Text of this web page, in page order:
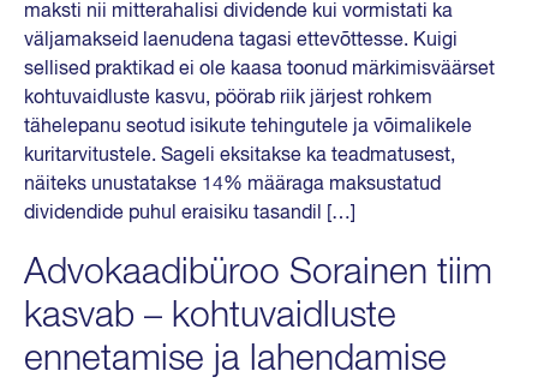
maksti nii mitterahalisi dividende kui vormistati ka
väljamakseid laenudena tagasi ettevõttesse. Kuigi
sellised praktikad ei ole kaasa toonud märkimisväärset
kohtuvaidluste kasvu, pöörab riik järjest rohkem
tähelepanu seotud isikute tehingutele ja võimalikele
kuritarvitustele. Sageli eksitakse ka teadmatusest,
näiteks unustatakse 14% määraga maksustatud
dividendide puhul eraisiku tasandil […]
Advokaadibüroo Sorainen tiim
kasvab – kohtuvaidluste
ennetamise ja lahendamise